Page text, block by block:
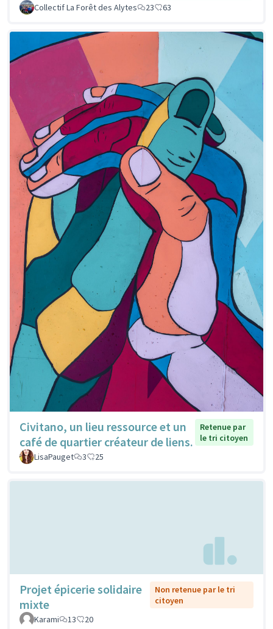
Collectif La Forêt des Alytes
23 63
Civitano, un lieu ressource et un
café de quartier créateur de liens.
Retenue par
le tri citoyen
LisaPauget
3 25
Projet épicerie solidaire
mixte
Non retenue par le tri
citoyen
Karami
13 20